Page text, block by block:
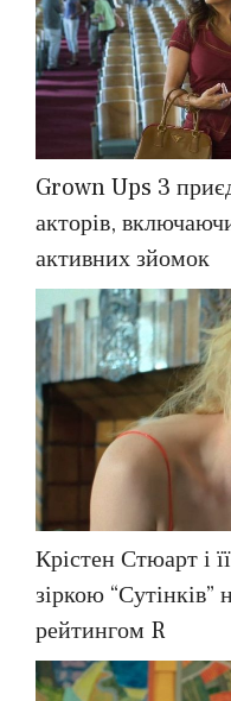
Grown Ups 3
акторів,
активних зйомок
Крістен Стюарт і
зіркою
рейтингом R